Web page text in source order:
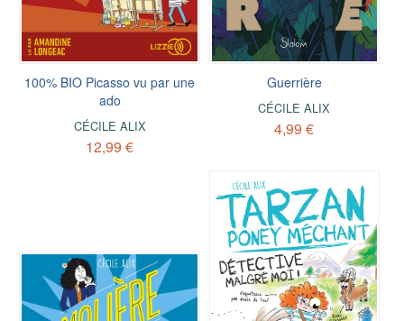
100% BIO Picasso vu par une
ado
CÉCILE ALIX
12,99 €
Guerrière
CÉCILE ALIX
4,99 €